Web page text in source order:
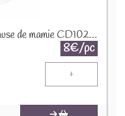
Mug a paillettes la petite pause de mamie CD10283
8€/pc
+